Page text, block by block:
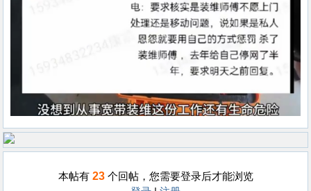
本帖有 23个回帖，您需要登录后才能浏览